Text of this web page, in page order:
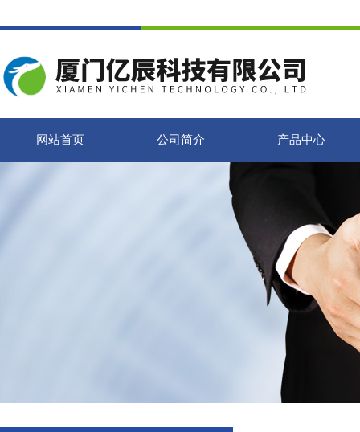
网站首页 公司简介 产品中心